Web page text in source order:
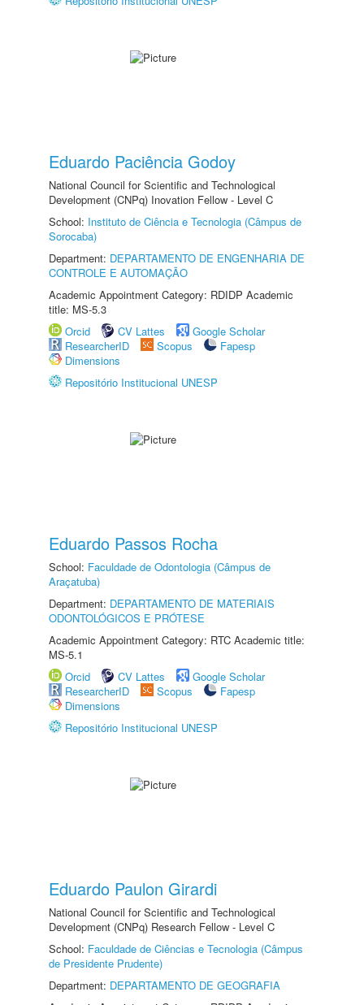
Eduardo Paciência Godoy
National Council for Scientific and Technological
Development (CNPq) Inovation Fellow - Level C
School: Instituto de Ciência e Tecnologia (Câmpus de
Sorocaba)
Department: DEPARTAMENTO DE ENGENHARIA DE
CONTROLE E AUTOMAÇÃO
Academic Appointment Category: RDIDP Academic
title: MS-5.3
Orcid
CV Lattes
Google Scholar
ResearcherID
Scopus
Fapesp
Dimensions
Repositório Institucional UNESP
Eduardo Passos Rocha
School: Faculdade de Odontologia (Câmpus de
Araçatuba)
Department: DEPARTAMENTO DE MATERIAIS
ODONTOLÓGICOS E PRÓTESE
Academic Appointment Category: RTC Academic title:
MS-5.1
Orcid
CV Lattes
Google Scholar
ResearcherID
Scopus
Fapesp
Dimensions
Repositório Institucional UNESP
Eduardo Paulon Girardi
National Council for Scientific and Technological
Development (CNPq) Research Fellow - Level C
School: Faculdade de Ciências e Tecnologia (Câmpus
de Presidente Prudente)
Department: DEPARTAMENTO DE GEOGRAFIA